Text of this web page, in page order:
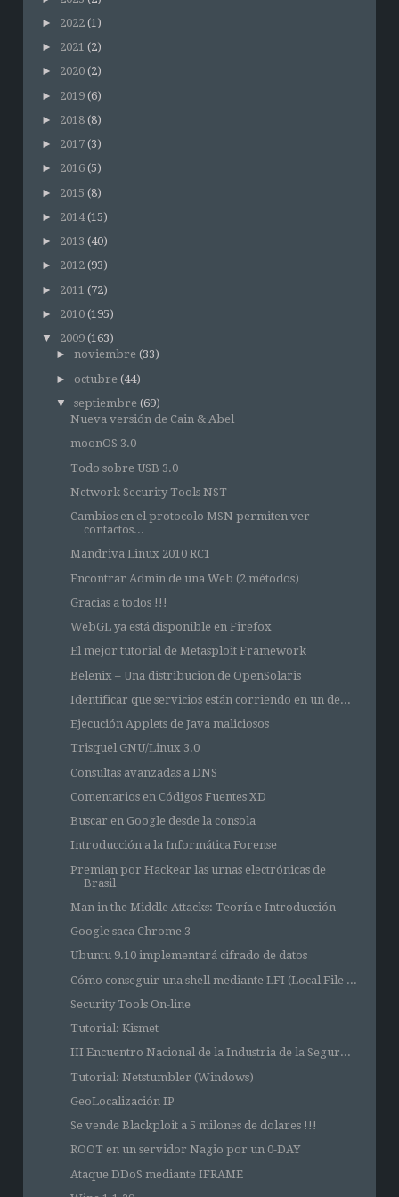
► 2022 (1)
► 2021 (2)
► 2020 (2)
► 2019 (6)
► 2018 (8)
► 2017 (3)
► 2016 (5)
► 2015 (8)
► 2014 (15)
► 2013 (40)
► 2012 (93)
► 2011 (72)
► 2010 (195)
▼
2009 (163)
► noviembre (33)
► octubre (44)
▼
septiembre (69)
Nueva versión de Cain & Abel
moonOS 3.0
Todo sobre USB 3.0
Network Security Tools NST
Cambios en el protocolo MSN permiten ver
contactos...
Mandriva Linux 2010 RC1
Encontrar Admin de una Web (2 métodos)
Gracias a todos !!!
WebGL ya está disponible en Firefox
El mejor tutorial de Metasploit Framework
Belenix – Una distribucion de OpenSolaris
Identificar que servicios están corriendo en un de...
Ejecución Applets de Java maliciosos
Trisquel GNU/Linux 3.0
Consultas avanzadas a DNS
Comentarios en Códigos Fuentes XD
Buscar en Google desde la consola
Introducción a la Informática Forense
Premian por Hackear las urnas electrónicas de
Brasil
Man in the Middle Attacks: Teoría e Introducción
Google saca Chrome 3
Ubuntu 9.10 implementará cifrado de datos
Cómo conseguir una shell mediante LFI (Local File ...
Security Tools On-line
Tutorial: Kismet
III Encuentro Nacional de la Industria de la Segur...
Tutorial: Netstumbler (Windows)
GeoLocalización IP
Se vende Blackploit a 5 milones de dolares !!!
ROOT en un servidor Nagio por un 0-DAY
Ataque DDoS mediante IFRAME